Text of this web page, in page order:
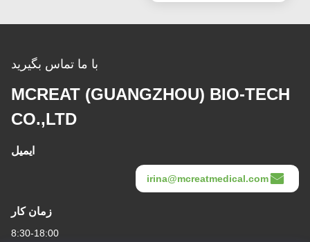
با ما تماس بگیرید
MCREAT (GUANGZHOU) BIO-TECH
CO.,LTD
ایمیل
irina@mcreatmedical.com
زمان کار
8:30-18:00